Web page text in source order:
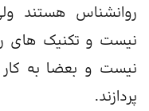
روانشناس هستند
نیست و تکنیک های
نیست و بعضا به
پردازند.